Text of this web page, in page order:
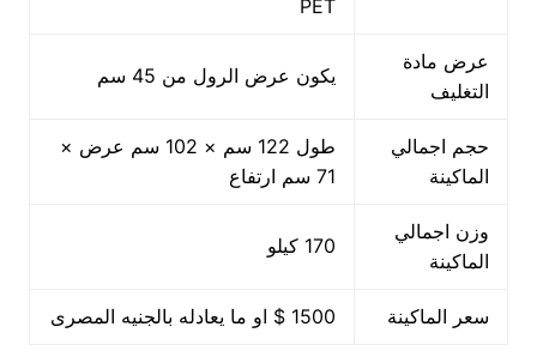
PET
عرض مادة
التغليف
يكون عرض الرول من 45 سم
حجم اجمالي
الماكينة
طول 122 سم × 102 سم عرض ×
71 سم ارتفاع
وزن اجمالي
الماكينة
170 كيلو
سعر الماكينة 1500 $ او ما يعادله بالجنيه المصرى